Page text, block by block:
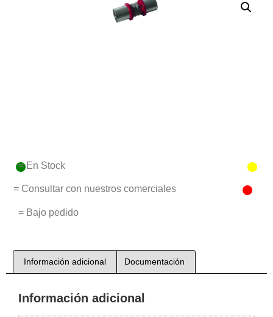
= En Stock
= Consultar con nuestros comerciales
= Bajo pedido
Información adicional Documentación
Información adicional